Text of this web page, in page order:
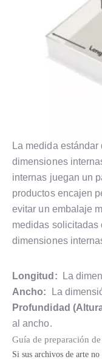
La medida
dimensiones
internas juegan un
productos encajen
evitar un embalaje
medidas solicitadas
dimensiones
Longitud: La
Ancho:
La
Profundidad
al ancho.
Guía de preparación
Si sus archivos de arte